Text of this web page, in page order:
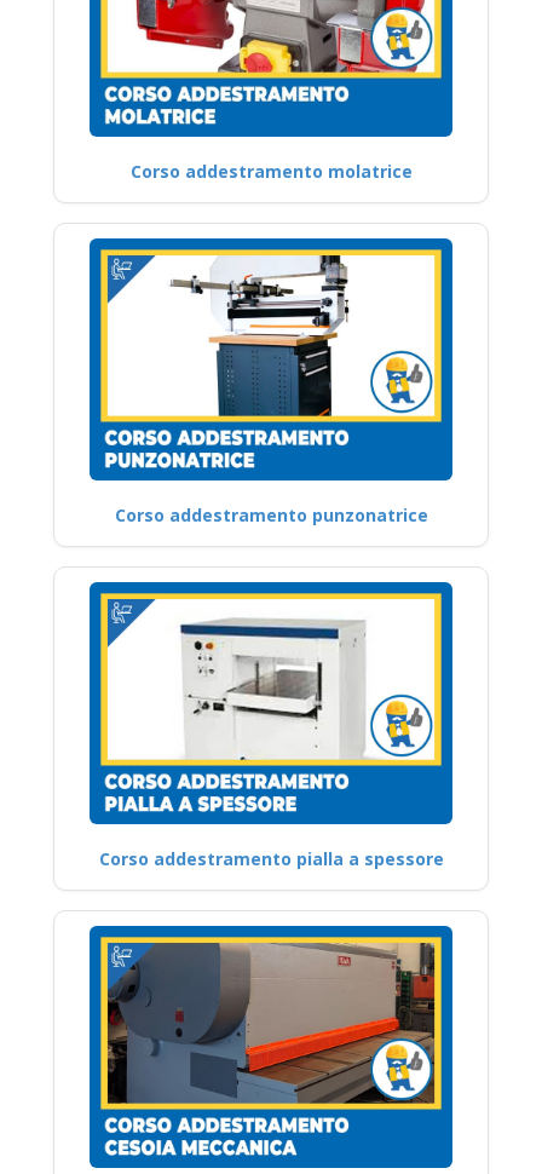
Corso addestramento molatrice
Corso addestramento punzonatrice
Corso addestramento pialla a spessore